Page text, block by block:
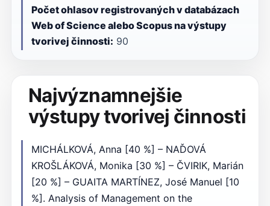
Počet ohlasov registrovaných v databázach
Web of Science alebo Scopus na výstupy
tvorivej činnosti: 90
Najvýznamnejšie
výstupy tvorivej činnosti
MICHÁLKOVÁ, Anna [40 %] – NAĎOVÁ
KROŠLÁKOVÁ, Monika [30 %] – ČVIRIK, Marián
[20 %] – GUAITA MARTÍNEZ, José Manuel [10
%]. Analysis of Management on the